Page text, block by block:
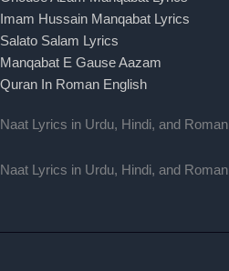
Imam Hussain Manqabat Lyrics
Salato Salam Lyrics
Manqabat E Gause Aazam
Quran In Roman English
Naat Lyrics in Urdu, Hindi, and Roman
Naat Lyrics in Urdu, Hindi, and Roman